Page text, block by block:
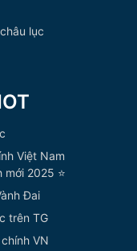
lục
Việt Nam
2025 ⭐
Đai
trên TG
VN